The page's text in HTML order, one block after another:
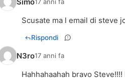
Scusate ma l email di steve
Rispondi
N3ro17 anni fa
Hahhahaahah bravo